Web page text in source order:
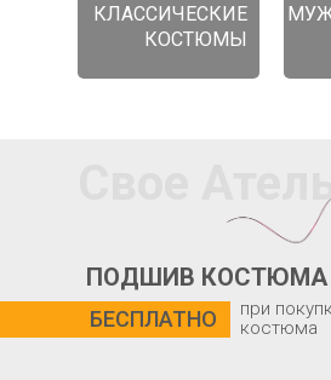
КЛАССИЧЕСКИЕ
КОСТЮМЫ
Свое
ПОДШИВ КОСТЮМА
БЕСПЛАТНО
при
костюма